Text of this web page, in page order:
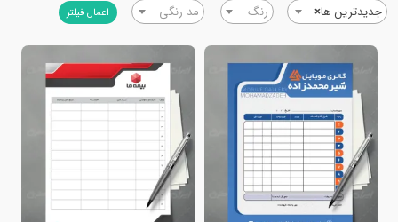
×جدیدترین ها رنگ مد رنگی اعمال فیلتر